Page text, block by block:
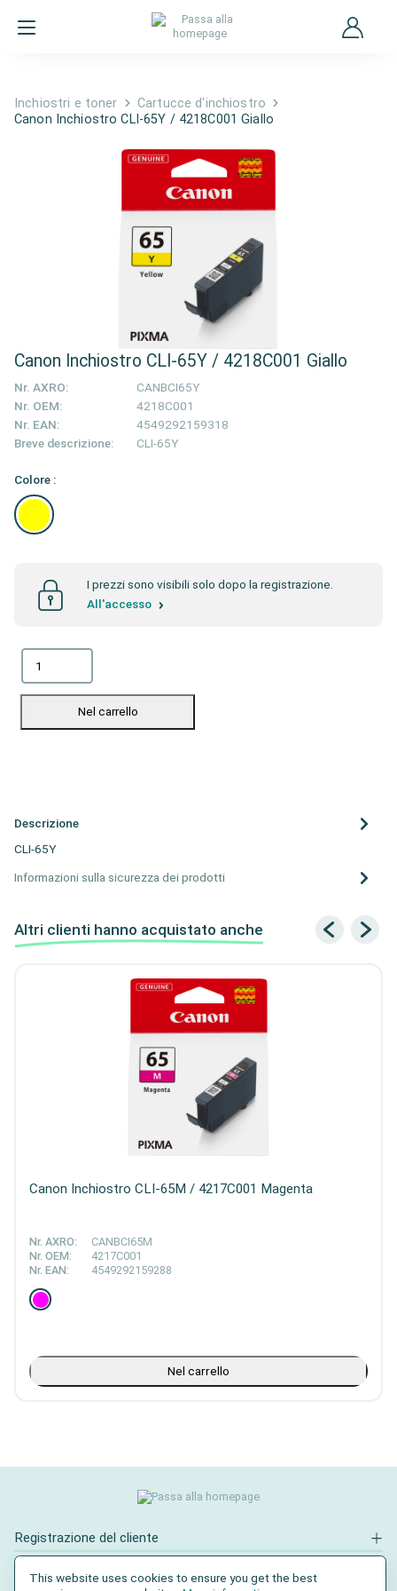
Inchiostri e toner
Cartucce d'inchiostro
Canon Inchiostro CLI-65Y / 4218C001 Giallo
Canon Inchiostro CLI-65Y / 4218C001 Giallo
Nr. AXRO:
CANBCI65Y
Nr. OEM:
4218C001
Nr. EAN:
4549292159318
Breve descrizione:
CLI-65Y
Colore :
I prezzi sono visibili solo dopo la registrazione.
All'accesso
Nel carrello
Descrizione
CLI-65Y
Informazioni sulla sicurezza dei prodotti
Altri clienti hanno acquistato anche
Canon Inchiostro CLI-65M / 4217C001 Magenta
Nr. AXRO:
CANBCI65M
Nr. OEM:
4217C001
Nr. EAN:
4549292159288
Nel carrello
Registrazione del cliente
Contatto
This website uses cookies to ensure you get the best